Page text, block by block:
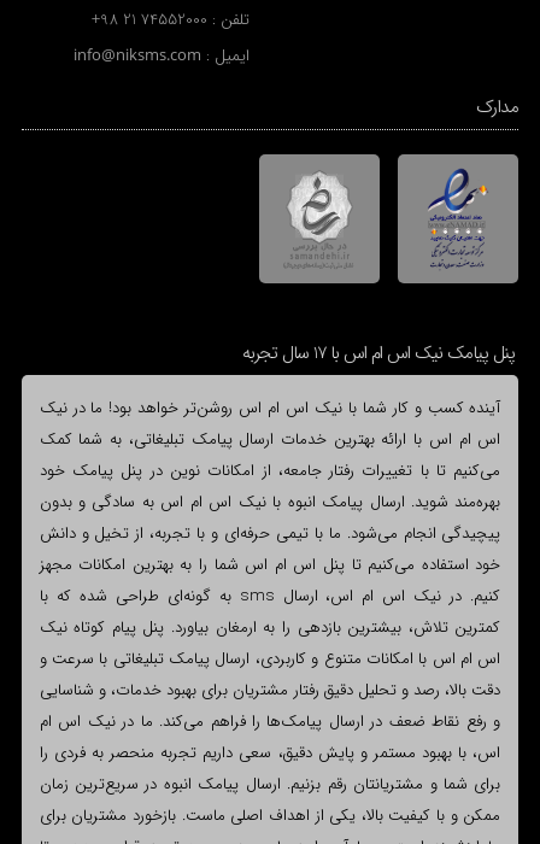
تلفن : +98 21 74552000
ایمیل : info@niksms.com
مدارک
پنل پیامک نیک اس ام اس با 17 سال تجربه
آینده کسب و کار شما با نیک اس ام اس روشن‌تر خواهد بود! ما در نیک
اس ام اس با ارائه بهترین خدمات ارسال پیامک تبلیغاتی، به شما کمک
می‌کنیم تا با تغییرات رفتار جامعه، از امکانات نوین در پنل پیامک خود
بهره‌مند شوید. ارسال پیامک انبوه با نیک اس ام اس به سادگی و بدون
پیچیدگی انجام می‌شود. ما با تیمی حرفه‌ای و با تجربه، از تخیل و دانش
خود استفاده می‌کنیم تا پنل اس ام اس شما را به بهترین امکانات مجهز
کنیم. در نیک اس ام اس، ارسال sms به گونه‌ای طراحی شده که با
کمترین تلاش، بیشترین بازدهی را به ارمغان بیاورد. پنل پیام کوتاه نیک
اس ام اس با امکانات متنوع و کاربردی، ارسال پیامک تبلیغاتی با سرعت و
دقت بالا، رصد و تحلیل دقیق رفتار مشتریان برای بهبود خدمات، و شناسایی
و رفع نقاط ضعف در ارسال پیامک‌ها را فراهم می‌کند. ما در نیک اس ام
اس، با بهبود مستمر و پایش دقیق، سعی داریم تجربه منحصر به فردی را
برای شما و مشتریانتان رقم بزنیم. ارسال پیامک انبوه در سریع‌ترین زمان
ممکن و با کیفیت بالا، یکی از اهداف اصلی ماست. بازخورد مشتریان برای